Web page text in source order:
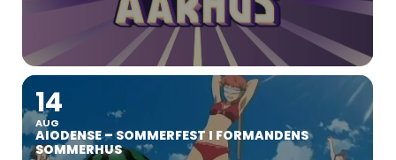
14
AUG
AIODENSE – SOMMERFEST I FORMANDENS
SOMMERHUS